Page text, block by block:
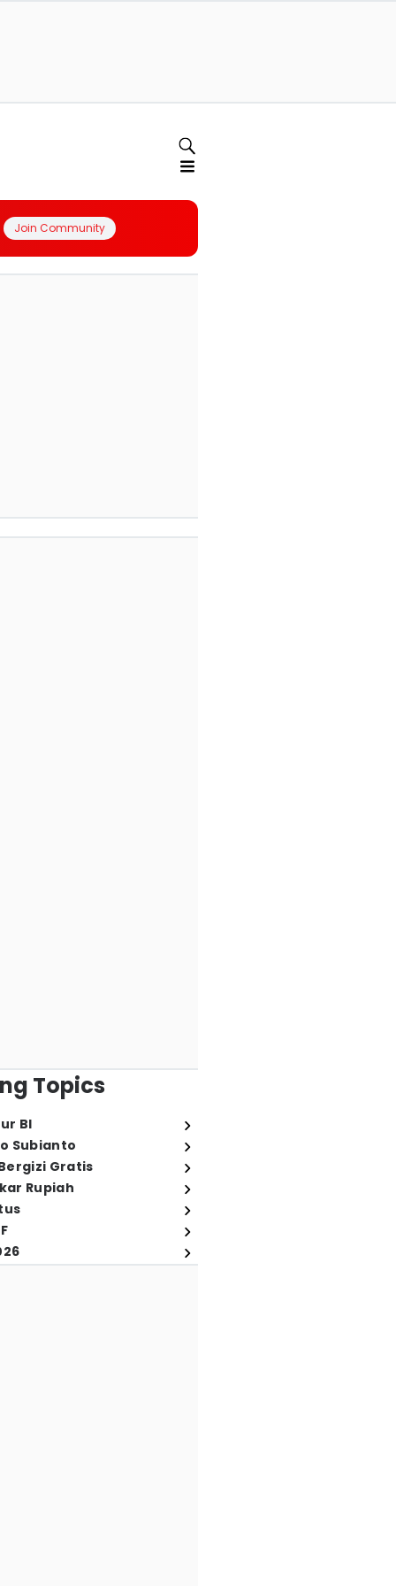
Join Community
Topics
BI
Subianto
Gratis
Rupiah